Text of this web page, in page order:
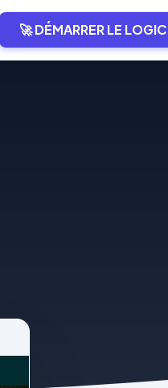
🚀 DÉMARRER LE